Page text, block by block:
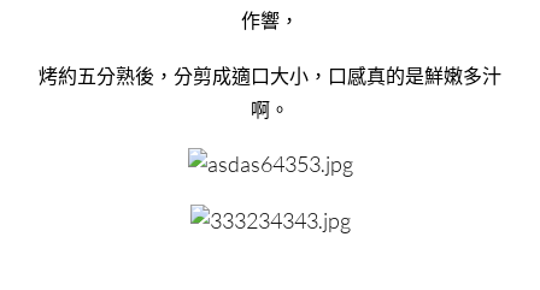
作響，
烤約五分熟後，分剪成適口大小，口感真的是鮮嫩多汁
啊。